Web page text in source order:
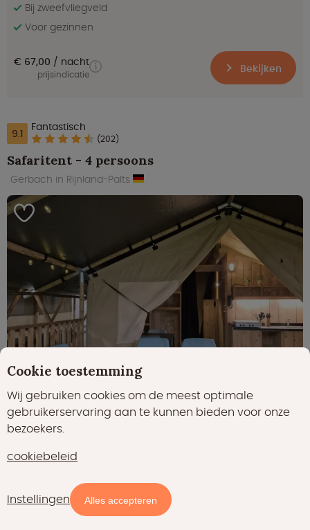
Kaart
Bij zweefvliegveld
Voor gezinnen
€ 67,00 nacht
prijsindicatie Bekijken
9.1 Fantastisch
(202)
Safaritent - 4 persoons
Gerbach in Rijnland-Palts
Gratis annuleren binnen 24 uur
4
Familiecamping
Cookie toestemming
Wij gebruiken cookies om de meest optimale
gebruikerservaring aan te kunnen bieden voor onze
bezoekers.
cookiebeleid
Instellingen Alles accepteren